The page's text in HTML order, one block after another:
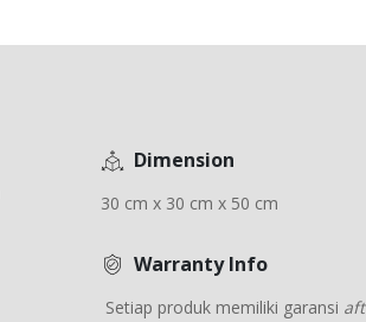
Dimension
30 cm x 30 cm x 50 cm
Warranty Info
Setiap produk memiliki garansi